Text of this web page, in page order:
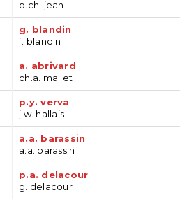
p.ch. jean
g. blandin
f. blandin
a. abrivard
ch.a. mallet
p.y. verva
j.w. hallais
a.a. barassin
a.a. barassin
p.a. delacour
g. delacour